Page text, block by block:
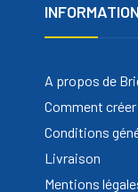
A propos de
Comment
Conditions
Livraison
Mentions